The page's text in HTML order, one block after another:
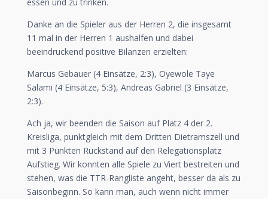
Danke an die Spieler aus der Herren 2, die insgesamt
11 mal in der Herren 1 aushalfen und dabei
beeindruckend positive Bilanzen erzielten:
Marcus Gebauer (4 Einsätze, 2:3), Oyewole Taye
Salami (4 Einsätze, 5:3), Andreas Gabriel (3 Einsätze,
2:3).
Ach ja, wir beenden die Saison auf Platz 4 der 2.
Kreisliga, punktgleich mit dem Dritten Dietramszell und
mit 3 Punkten Rückstand auf den Relegationsplatz
Aufstieg. Wir konnten alle Spiele zu Viert bestreiten und
stehen, was die TTR-Rangliste angeht, besser da als zu
Saisonbeginn. So kann man, auch wenn nicht immer